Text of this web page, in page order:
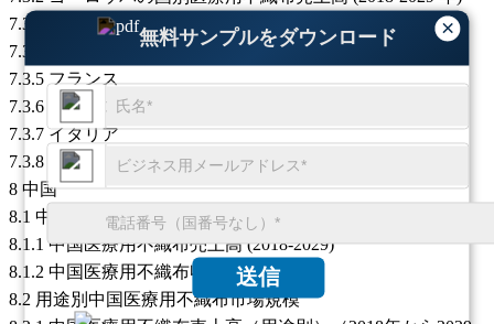
×
無料サンプルをダウンロード
送信
7.3.3 ヨーロッパの国別医療用不織布収益 (2018-2029 年)
7.3.4 ドイツ
7.3.5 フランス
7.3.6 イギリス
7.3.7 イタリア
7.3.8 ロシア
8 中国
8.1 中国医療用不織布市場規模
8.1.1 中国医療用不織布売上高 (2018-2029)
8.1.2 中国医療用不織布収益 (2018-2029)
8.2 用途別中国医療用不織布市場規模